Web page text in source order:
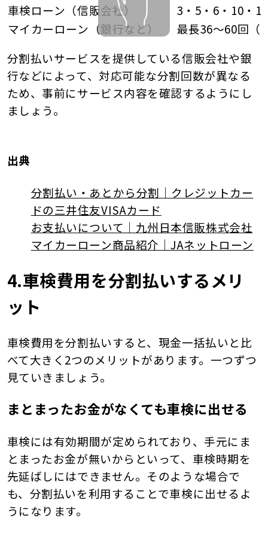
車検ローン（信販会社）
3・5・6・10・
マイカーローン（銀行など）
最長36～60回（
分割払いサービスを提供している信販会社や銀
行などによって、対応可能な分割回数が異なる
ため、事前にサービス内容を確認するようにし
ましょう。
出典
分割払い・あとから分割｜クレジットカー
ドの三井住友VISAカード
お支払いについて｜九州日本信販株式会社
マイカーローン商品紹介｜JAネットローン
4.車検費用を分割払いするメリ
ット
車検費用を分割払いすると、現金一括払いと比
べて大きく2つのメリットがあります。一つずつ
見ていきましょう。
まとまったお金がなくても車検に出せる
車検には有効期間が定められており、手元にま
とまったお金が無いからといって、車検時期を
先延ばしにはできません。そのような場合で
も、分割払いを利用することで車検に出せるよ
うになります。